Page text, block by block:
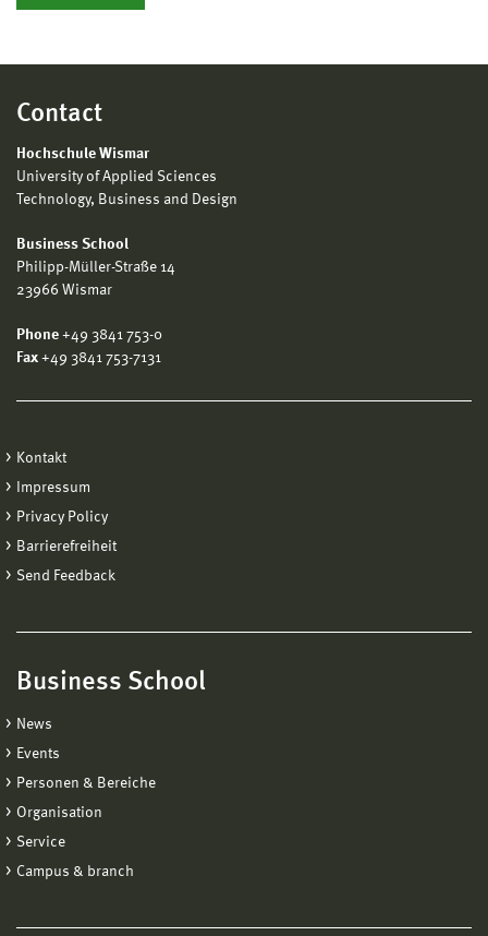
Contact
Hochschule Wismar
University of Applied Sciences
Technology, Business and Design
Business School
Philipp-Müller-Straße 14
23966 Wismar
Phone +49 3841 753-0
Fax +49 3841 753-7131
Kontakt
Impressum
Privacy Policy
Barrierefreiheit
Send Feedback
Business School
News
Events
Personen & Bereiche
Organisation
Service
Campus & branch